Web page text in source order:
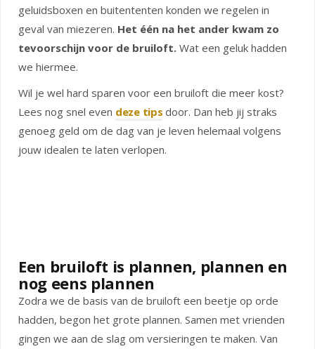
geluidsboxen en buitententen konden we regelen in
geval van miezeren. Het één na het ander kwam zo
tevoorschijn voor de bruiloft. Wat een geluk hadden
we hiermee.
Wil je wel hard sparen voor een bruiloft die meer kost?
Lees nog snel even deze tips door. Dan heb jij straks
genoeg geld om de dag van je leven helemaal volgens
jouw idealen te laten verlopen.
Een bruiloft is plannen, plannen en
nog eens plannen
Zodra we de basis van de bruiloft een beetje op orde
hadden, begon het grote plannen. Samen met vrienden
gingen we aan de slag om versieringen te maken. Van